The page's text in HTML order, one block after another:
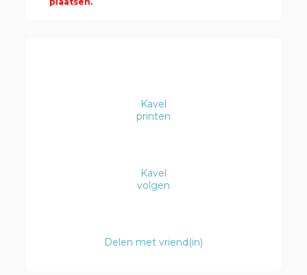
Kavel
printen
Kavel
volgen
Delen met vriend(in)